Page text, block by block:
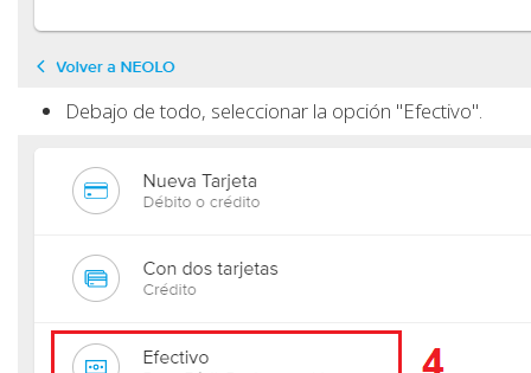
Debajo de todo, seleccionar la opción "Efectivo".